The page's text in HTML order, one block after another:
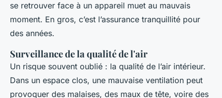
se retrouver face à un appareil muet au mauvais
moment. En gros, c’est l’assurance tranquillité pour
des années.
Surveillance de la qualité de l'air
Un risque souvent oublié : la qualité de l’air intérieur.
Dans un espace clos, une mauvaise ventilation peut
provoquer des malaises, des maux de tête, voire des